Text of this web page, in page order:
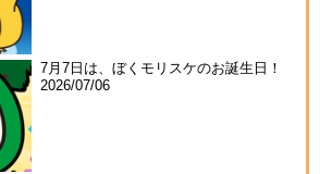
7月7日は、ぼくモリスケのお誕生日！
2026/07/06